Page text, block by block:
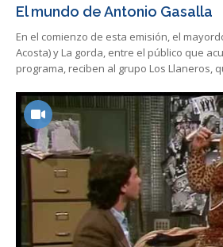
El mundo de Antonio Gasalla
En el comienzo de esta emisión, el
Acosta) y La gorda, entre el público que
programa, reciben al grupo Los Llaneros,